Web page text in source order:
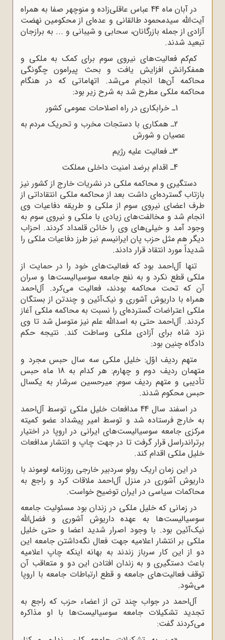
در آبان ماه 44 عباس عاقلی‌زاده و منوچهر صفا به همراه
آیت‌الله سیدمحمود طالقانی و عده‌ای از محکومین نهضت
آزادی از جمله بازرگانان، سحابی و شیبانی و ... به برازجان
تبعید شدند.
کم‌کم فعالیت‌های نیروی سوم برای کمک به ملکی و
همفکرانش افزایش یافت و بحث پیرامون چگونگی
محاکمه آن‌ها انجام می‌شد. اتهاماتی که در هنگام
محاکمه ملکی مطرح شد به شرح زیر بود:
1ـ خرابکاری در راه اصلاحات عمومی کشور
2ـ همکاری با دستجات مخرب و تحریک مردم به
عصیان و شورش
3ـ فعالیت علیه رژیم
4ـ اقدام برضد امنیت داخلی مملکت
دستگیری و محاکمه ملکی در نشریات خارج از کشور نیز
بازتاب گسترده‌ای داشت بعد از محاکمه ملکی انتقاداتی از
طرف اعضای نیروی سوم از ملکی و طریقه دفاعیات وی
انجام شد و مخالفت‌های زیادی با ملکی و نیروی سوم به
وجود آمد و خیلی‌های وی را خائن قلمداد کردند. احزاب
دیگر هم مثل حزب پان ایرانیسم نیز طرز دفاعیات ملکی را
شدیداً مورد انتقاد قرار دادند.
تنها آل‌احمد بود که فعالیت‌های خود را در حمایت از
ملکی قطع نکرد و به نفع جامعه سوسیالیست‌ها و سران
آن که تحت محاکمه بودند، فعالیت می‌کرد. آل‌احمد
همراه با داریوش آشوری و نیک‌آئین و چندتن از بستگان
ملکی اعتراضات گسترده‌ای را نسبت به محاکمه ملکی آغاز
کردند. آل‌احمد حتی به اسدالله علم نیز متوسل شد تا وی
نزد شاه برای آزادی ملکی وساطت کند. نتیجه حکم
دادگاه چنین بود:
متهم ردیف اوّل: خلیل ملکی سه سال حبس مجرد و
متهمان ردیف دوم و چهارم: هر کدام به 18 ماه حبس
تأدیبی و متهم ردیف سوم: میرحسین سرشار به یکسال
حبس محکوم شدند.
در اسفند سال 44 مدافعات خلیل ملکی توسط آل‌احمد
به خارج فرستاده شد و توسط امیر پیشداد عضو کمیته
مرکزی جامعه سوسیالیست‌های ایرانی در اروپا در اختیار
برتراندراسل قرار گرفت تا در جهت چاپ و انتشار مدافعات
خلیل ملکی اقدام کند.
در این زمان اریک رولو سردبیر خارجی روزنامه لوموند با
داریوش آشوری در منزل آل‌احمد ملاقات کرد و راجع به
محاکمات سیاسی در ایران توضیح خواست.
در زمانی که خلیل ملکی در زندان بود مسئولیت جامعه
سوسیالیست‌ها به عهده داریوش آشوری و فضل‌الله
نیک‌آئین بود. با وجود اصرار شدید اعضا و حتی خلیل
ملکی بر انتشار اعلامیه جهت فعال نگه‌داشتن جامعه این
دو از این کار سرباز زندند به بهانه اینکه چاپ اعلامیه
باعث دستگیری و به زندان افتادن این دو و متعاقب آن
توقف فعالیت‌های جامعه و قطع ارتباطات جامعه با اروپا
می‌شود.
آل‌احمد در جواب چند تن از اعضاء حزب که راجع به
تجدید تشکیلات جامعه سوسیالیست‌ها با او مذاکره
می‌کردند گفت: